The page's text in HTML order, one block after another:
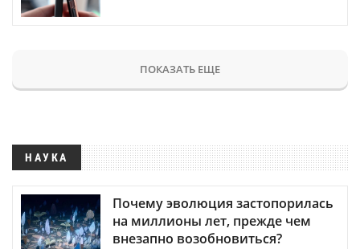
ПОКАЗАТЬ ЕЩЕ
НАУКА
Почему эволюция застопорилась
на миллионы лет, прежде чем
внезапно возобновиться?